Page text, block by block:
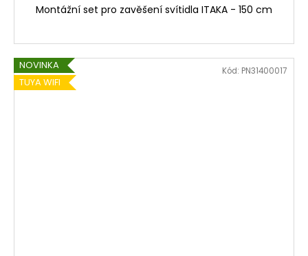
Montážní set pro zavěšení svítidla ITAKA - 150 cm
NOVINKA
TUYA WIFI
Kód: PN31400017